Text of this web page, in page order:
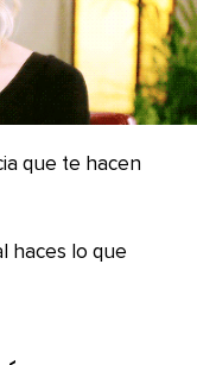
que te hacen
haces lo que